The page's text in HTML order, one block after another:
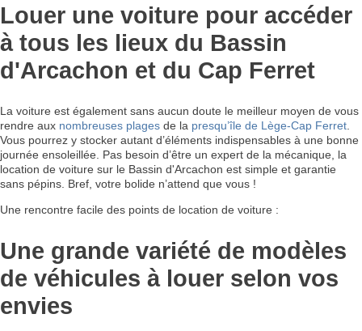
Louer une voiture pour accéder
à tous les lieux du Bassin
d'Arcachon et du Cap Ferret
La voiture est également sans aucun doute le meilleur moyen de vous
rendre aux nombreuses plages de la presqu’île de Lège-Cap Ferret.
Vous pourrez y stocker autant d’éléments indispensables à une bonne
journée ensoleillée. Pas besoin d’être un expert de la mécanique, la
location de voiture sur le Bassin d'Arcachon est simple et garantie
sans pépins. Bref, votre bolide n’attend que vous !
Une rencontre facile des points de location de voiture :
Une grande variété de modèles
de véhicules à louer selon vos
envies